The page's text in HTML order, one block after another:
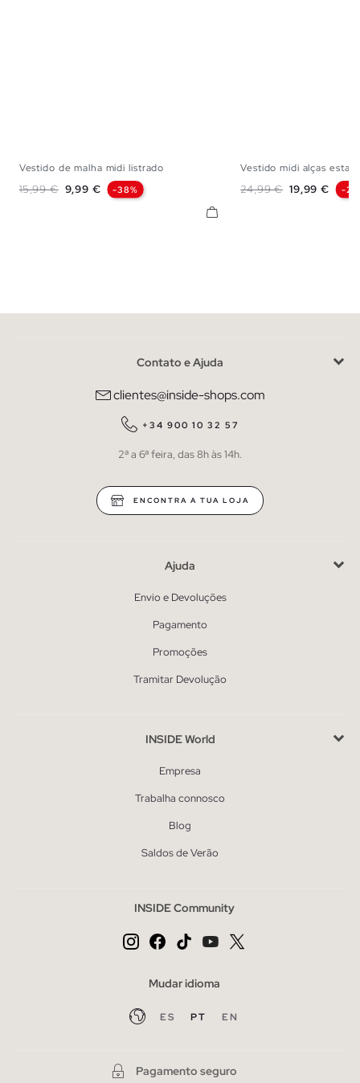
Vestido de malha midi listrado
Preço normal
15,99 € Preço
9,99 € -38%
Vestido midi alças
Preço normal
24,99 € Preço
19,99 € -
Contato e Ajuda
clientes@inside-shops.com
+34 900 10 32 57
2ª a 6ª feira, das 8h às 14h.
ENCONTRA A TUA LOJA
Ajuda
Envio e Devoluções
Pagamento
Promoções
Tramitar Devolução
INSIDE World
Empresa
Trabalha connosco
Blog
Saldos de Verão
INSIDE Community
Mudar idioma
ES PT EN
Pagamento seguro